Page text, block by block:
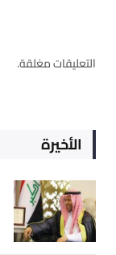
التعليقات مغلقة.
الأخيرة